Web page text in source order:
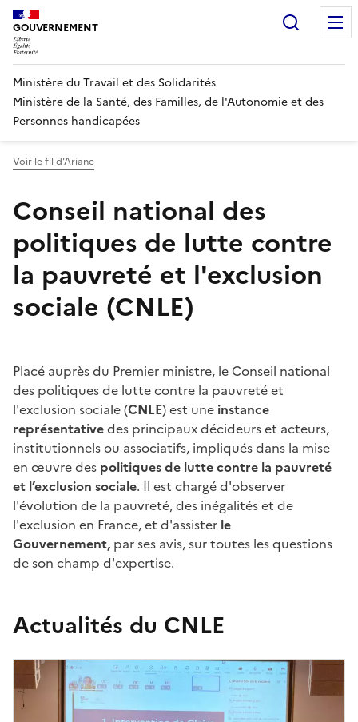
Panneau de gestion des cookies
GOUVERNEMENT
Ministère du Travail et des Solidarités
Ministère de la Santé, des Familles, de l'Autonomie et des
Personnes handicapées
Voir le fil d'Ariane
Conseil national des
politiques de lutte contre
la pauvreté et l'exclusion
sociale (CNLE)
Placé auprès du Premier ministre, le Conseil national
des politiques de lutte contre la pauvreté et
l'exclusion sociale(CNLE) est une instance
représentativedes principaux décideurs et acteurs,
institutionnels ou associatifs, impliqués dans la mise
en œuvre des politiques de lutte contre la pauvreté
et l’exclusion sociale. Il est chargé d'observer
l'évolution de la pauvreté, des inégalités et de
l'exclusion en France, et d'assister le
Gouvernement, par ses avis, sur toutes les questions
de son champ d'expertise.
Actualités du CNLE